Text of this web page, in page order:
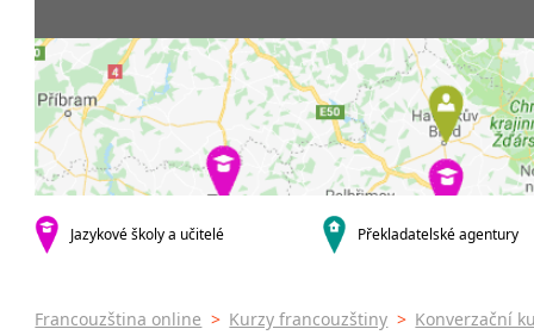
Brno
Plzeň
Karlovy Vary
malá města podle abecedy
Sedlčany
kurzy s
Online
Letní
20 a více hodin týdně
Večerní
Jazykové školy a učitelé Překladatelské agentury
Francouzština online > Kurzy francouzštiny > Konverzační